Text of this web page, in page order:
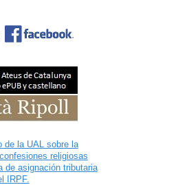
de la UAL sobre la
religiosas
de asignación tributaria
IRPF.